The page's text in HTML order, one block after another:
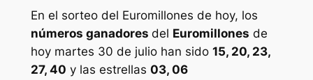
En el sorteo del Euromillones de hoy, los
números ganadores del Euromillones de
hoy martes 30 de julio han sido 15, 20, 23,
27, 40 y las estrellas 03, 06